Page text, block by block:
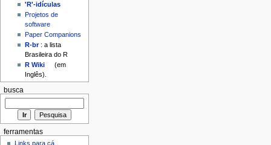
'R'-idículas
Projetos de
software
Paper Companions
R-br: a lista
Brasileira do R
R Wiki
(em
Inglês).
busca
ferramentas
Links para cá